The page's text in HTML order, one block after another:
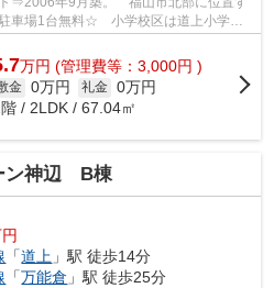
車場1台無料☆ 小学校区は道上小学校
ーマー...
万円 (管理費等：3,000円 )
金 0万円 礼金 0万円
/ 2LDK / 67.04㎡
ン神辺 B棟
「道上 」駅 徒歩14分
「万能倉 」駅 徒歩25分